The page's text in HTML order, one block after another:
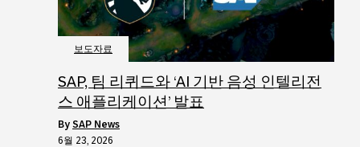
보도자료
SAP, 팀 리퀴드와 ‘AI 기반 음성 인텔리전
스 애플리케이션’ 발표
by SAP News
6월 23, 2026